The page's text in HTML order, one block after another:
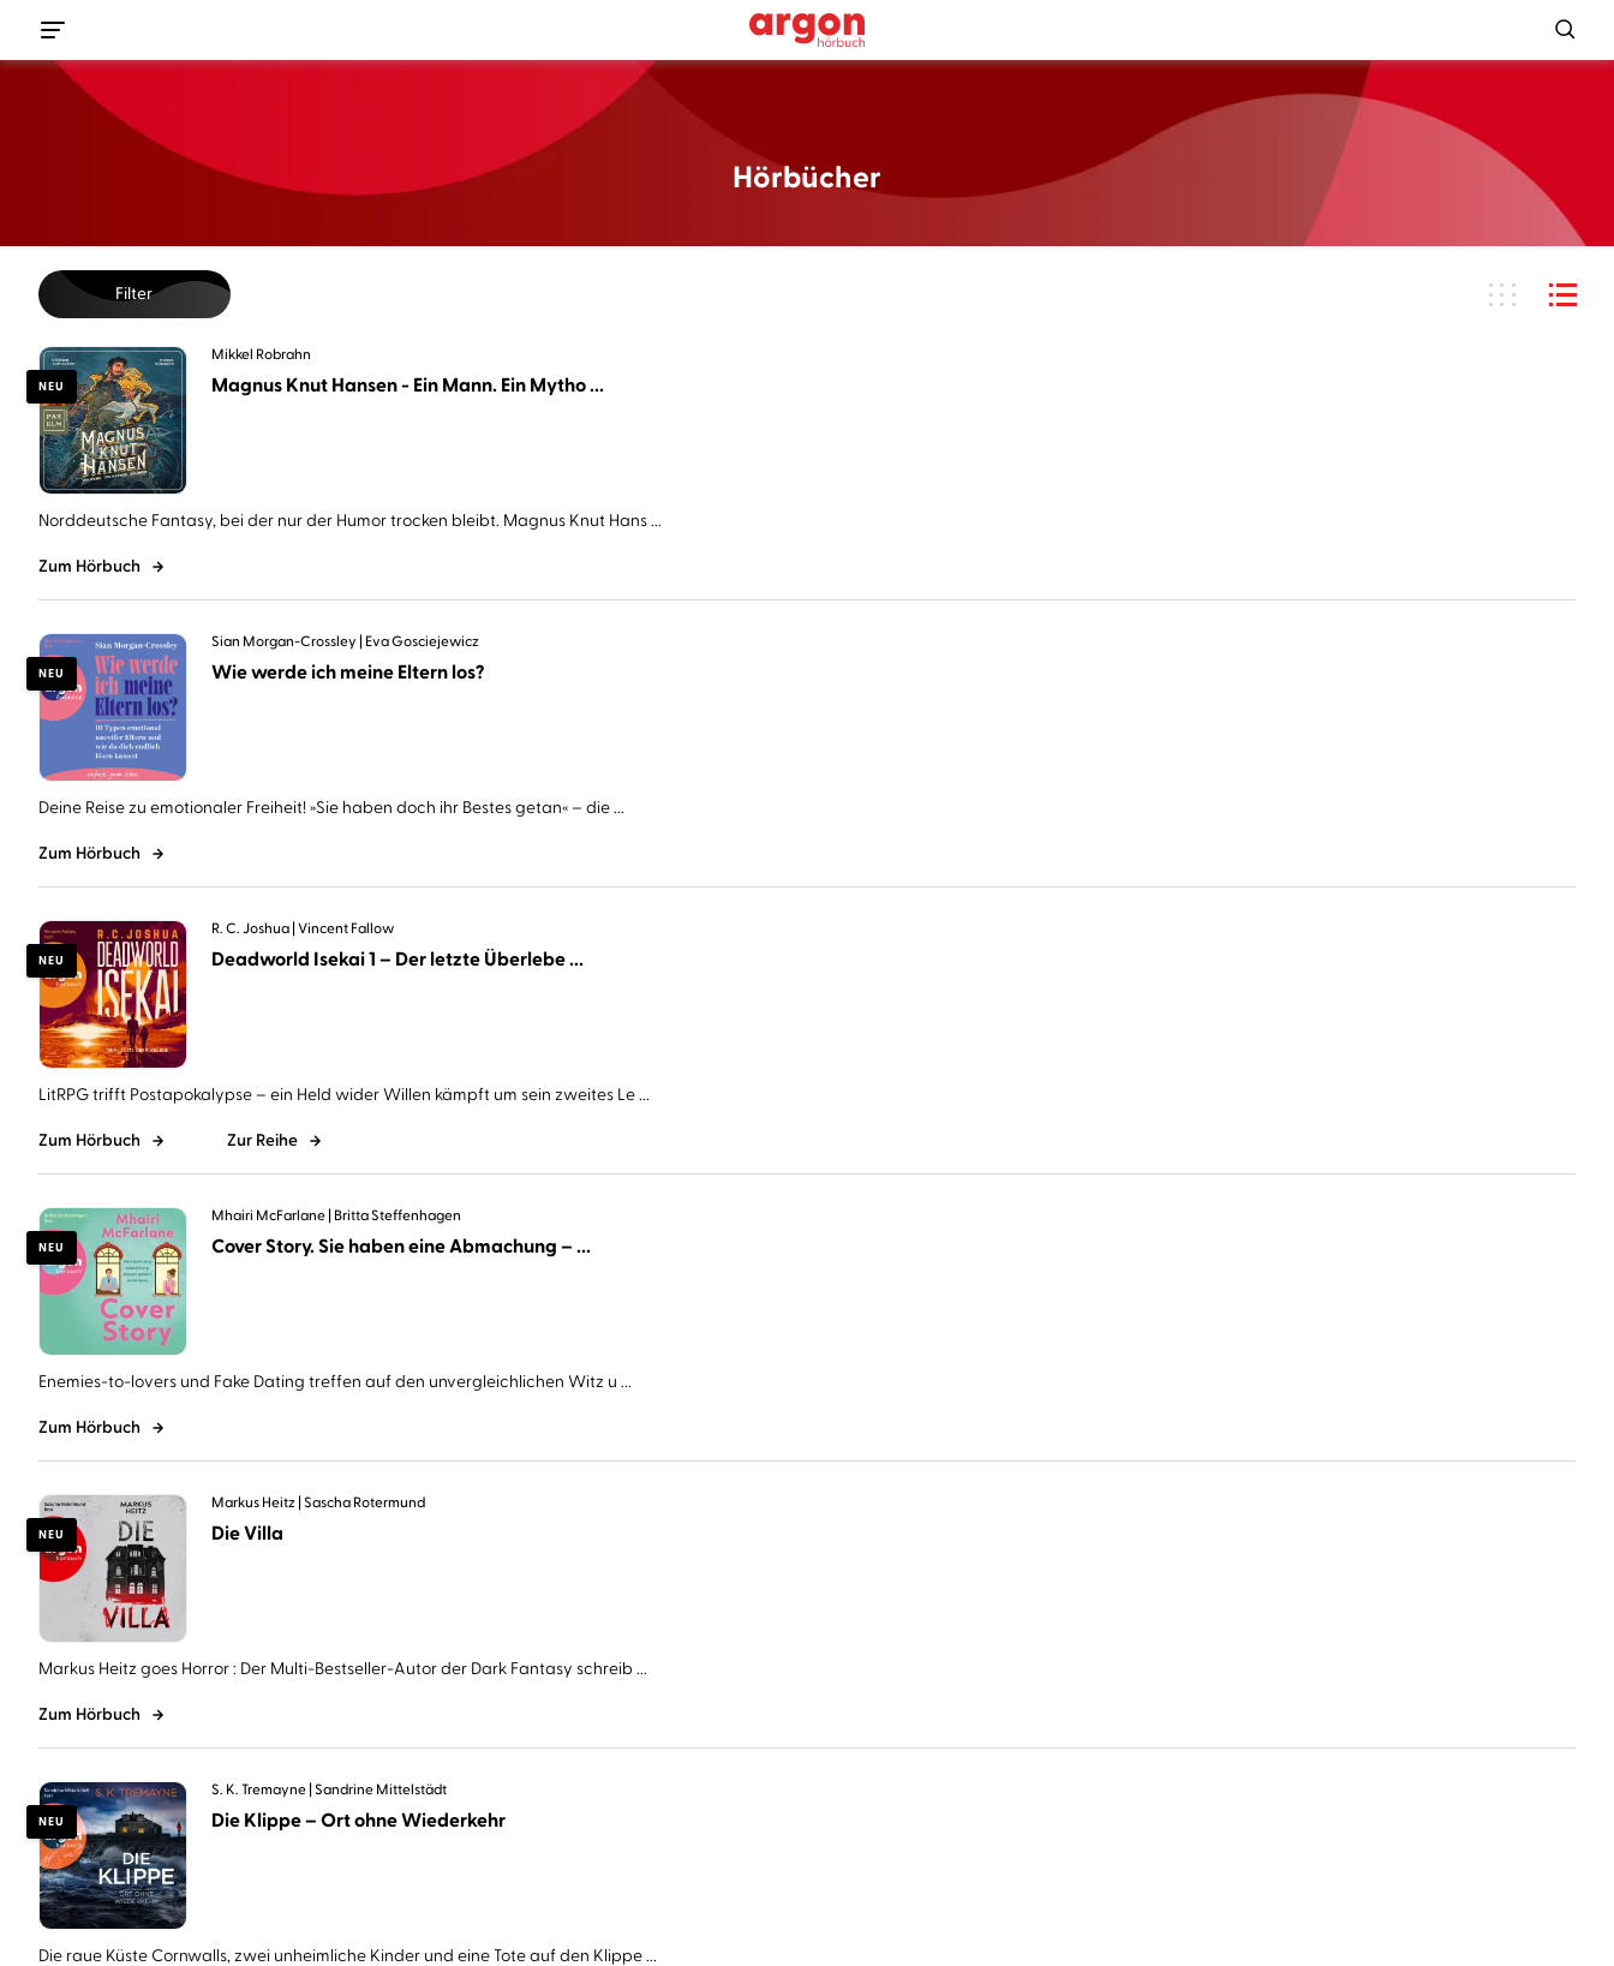
Hörbücher
Filter
NEU
Mikkel Robrahn
Magnus Knut Hansen - Ein Mann. Ein Mytho ...
Norddeutsche Fantasy, bei der nur der Humor trocken bleibt. Magnus Knut Hans ...
Zum Hörbuch
NEU
Sian Morgan-Crossley Eva Gosciejewicz
Wie werde ich meine Eltern los?
Deine Reise zu emotionaler Freiheit! »Sie haben doch ihr Bestes getan« – die ...
Zum Hörbuch
NEU
R. C. Joshua Vincent Fallow
Deadworld Isekai 1 – Der letzte Überlebe ...
LitRPG trifft Postapokalypse – ein Held wider Willen kämpft um sein zweites Le ...
Zum Hörbuch Zur Reihe
NEU
Mhairi McFarlane Britta Steffenhagen
Cover Story. Sie haben eine Abmachung – ...
Enemies-to-lovers und Fake Dating treffen auf den unvergleichlichen Witz u ...
Zum Hörbuch
NEU
Markus Heitz Sascha Rotermund
Die Villa
Markus Heitz goes Horror : Der Multi-Bestseller-Autor der Dark Fantasy schreib ...
Zum Hörbuch
NEU
S. K. Tremayne Sandrine Mittelstädt
Die Klippe – Ort ohne Wiederkehr
Die raue Küste Cornwalls, zwei unheimliche Kinder und eine Tote auf den Klippe ...